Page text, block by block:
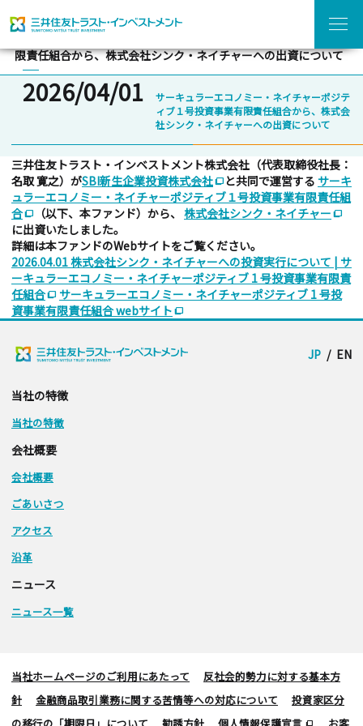
menu
homeホーム chevron_forwardニュース一覧chevron_forward
限責任組合から、株式会社シンク・ネイチャーへの出資について
2026/04/01
サーキュラーエコノミー・ネイチャーポジテ
ィブ１号投資事業有限責任組合から、 株式会
社シンク・ネイチャーへの出資について
三井住友トラスト・インベストメント株式会社（代表取締役社長：
名取 寛之）がSBI新生企業投資株式会社ad_groupと共同で運営する サーキ
ュラーエコノミー・ネイチャーポジティブ１号投資事業有限責任組
合ad_group （以下、本ファンド）から、 株式会社シンク・ネイチャーad_group
に出資いたしました。
詳細は本ファンドのWebサイトをご覧ください。
2026.04.01 株式会社シンク・ネイチャーへの投資実行について | サ
ーキュラーエコノミー・ネイチャーポジティブ 1 号投資事業有限責
任組合ad_group サーキュラーエコノミー・ネイチャーポジティブ 1 号投
資事業有限責任組合 webサイトad_group
JP / EN
当社の特徴
当社の特徴
会社概要
会社概要
ごあいさつ
アクセス
沿革
ニュース
ニュース一覧
当社ホームページのご利用にあたって
反社会的勢力に対する基本方
針
金融商品取引業務に関する苦情等への対応について
投資家区分